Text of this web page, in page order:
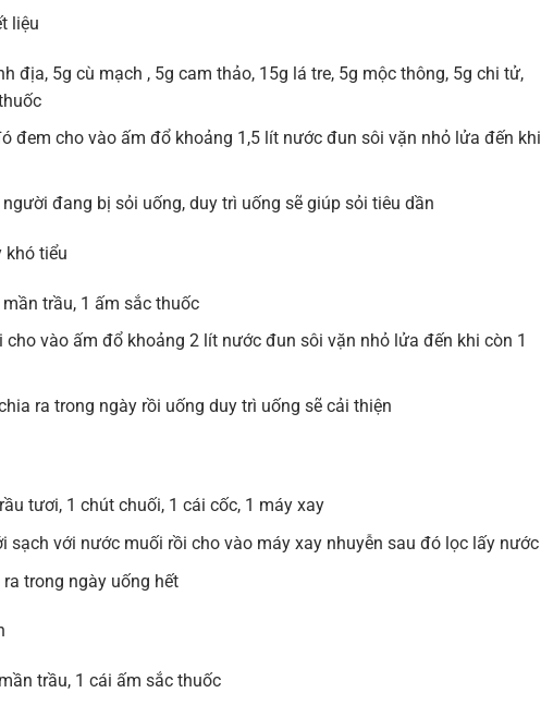
liệu
địa, 5g cù mạch , 5g cam thảo, 15g lá tre, 5g mộc thông, 5g chi tử,
đem cho vào ấm đổ khoảng 1,5 lít nước đun sôi vặn nhỏ lửa đến khi
đang bị sỏi uống, duy trì uống sẽ giúp sỏi tiêu dần
khó tiểu
trầu, 1 ấm sắc thuốc
cho vào ấm đổ khoảng 2 lít nước đun sôi vặn nhỏ lửa đến khi còn 1
ra trong ngày rồi uống duy trì uống sẽ cải thiện
tươi, 1 chút chuối, 1 cái cốc, 1 máy xay
sạch với nước muối rồi cho vào máy xay nhuyễn sau đó lọc lấy nước
trong ngày uống hết
trầu, 1 cái ấm sắc thuốc